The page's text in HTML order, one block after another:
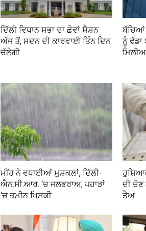
ਦਿੱਲੀ ਵਿਧਾਨ ਸਭਾ ਦਾ ਛੇਵਾਂ ਸੈਸ਼ਨ
ਅੱਜ ਤੋਂ, ਸਦਨ ਦੀ ਕਾਰਵਾਈ ਤਿੰਨ ਦਿਨ
ਚੱਲੇਗੀ
ਬੱਚਿਆਂ
ਨੂੰ ਵੱਡਾ
ਮੀਂਹ ਨੇ ਵਧਾਈਆਂ ਮੁਸ਼ਕਲਾਂ, ਦਿੱਲੀ-
ਐਨ.ਸੀ.ਆਰ. ‘ਚ ਜਲਭਰਾਅ; ਪਹਾੜਾਂ
‘ਚ ਜ਼ਮੀਨ ਖਿਸਕੀ
ਦੀ ਚੋਣ
ਤੈਅ